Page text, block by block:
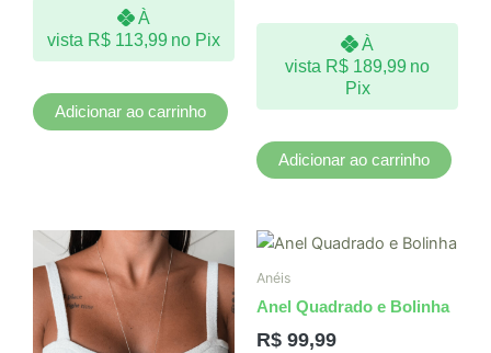
À
vista R$113,99 no Pix
Adicionar ao carrinho
À
vista R$189,99 no
Pix
Adicionar ao carrinho
Anéis
Anel Quadrado e Bolinha
R$ 99,99